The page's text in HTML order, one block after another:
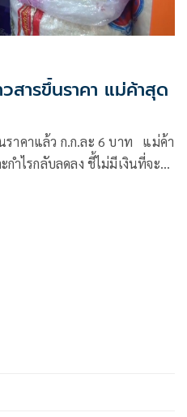
สารขึ้นราคา แม่ค้าสุด
ราคาแล้ว ก.ก.ละ 6 บาท แม่ค้า
ำไรกลับลดลง ชี้ไม่มีเงินที่จะ